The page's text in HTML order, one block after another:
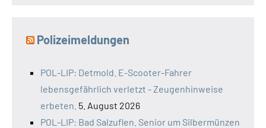
Polizeimeldungen
POL-LIP: Detmold. E-Scooter-Fahrer
lebensgefährlich verletzt - Zeugenhinweise
erbeten. 5. August 2026
POL-LIP: Bad Salzuflen. Senior um Silbermünzen